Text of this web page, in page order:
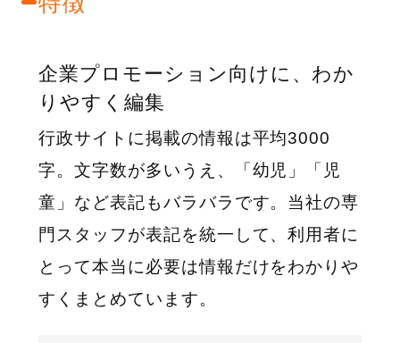
企業プロモーション向けに、わか
りやすく編集
行政サイトに掲載の情報は平均3000
字。文字数が多いうえ、「幼児」「児
童」など表記もバラバラです。当社の専
門スタッフが表記を統一して、利用者に
とって本当に必要は情報だけをわかりや
すくまとめています。